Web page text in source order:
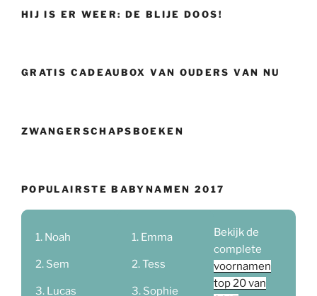
HIJ IS ER WEER: DE BLIJE DOOS!
GRATIS CADEAUBOX VAN OUDERS VAN NU
ZWANGERSCHAPSBOEKEN
POPULAIRSTE BABYNAMEN 2017
Noah
Sem
Lucas
Emma
Tess
Sophie
Bekijk de
complete
voornamen
top 20 van